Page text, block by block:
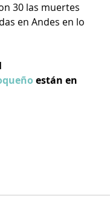
30 las muertes
en Andes en lo
están en